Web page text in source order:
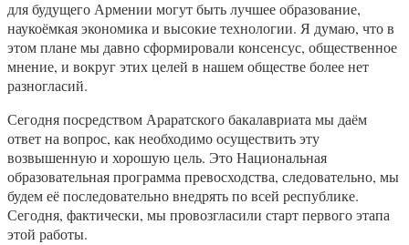
для будущего Армении могут быть лучшее образование,
наукоёмкая экономика и высокие технологии. Я думаю, что в
этом плане мы давно сформировали консенсус, общественное
мнение, и вокруг этих целей в нашем обществе более нет
разногласий.
Сегодня посредством Араратского бакалавриата мы даём
ответ на вопрос, как необходимо осуществить эту
возвышенную и хорошую цель. Это Национальная
образовательная программа превосходства, следовательно, мы
будем её последовательно внедрять по всей республике.
Сегодня, фактически, мы провозгласили старт первого этапа
этой работы.